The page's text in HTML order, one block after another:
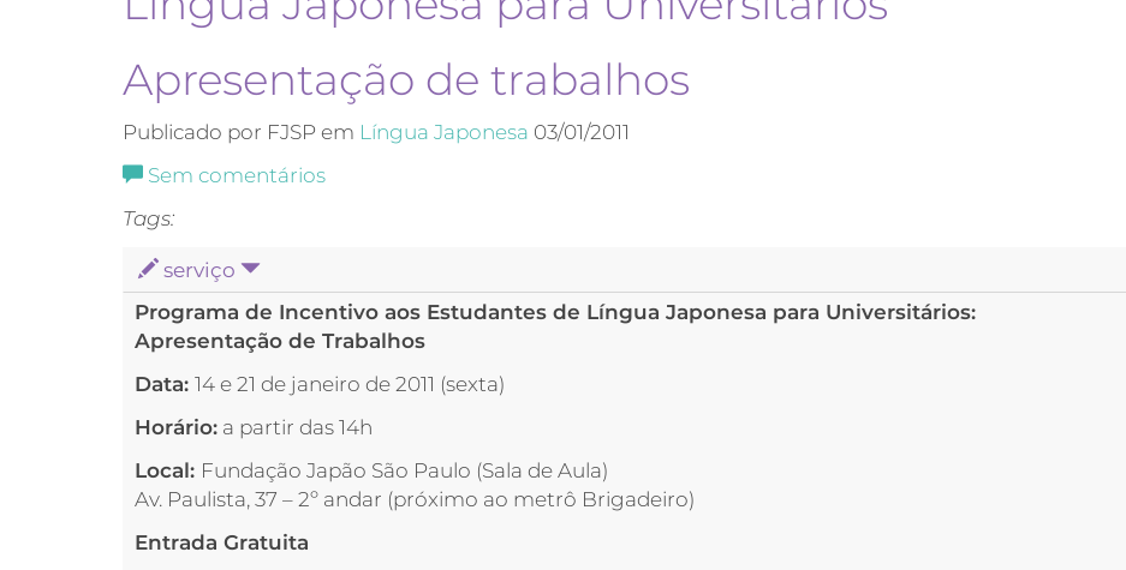
Apresentação de trabalhos
Publicado por FJSP em Língua Japonesa 03/01/2011
Sem comentários
Tags:
serviço
Programa de Incentivo aos Estudantes de Língua Japonesa para Universitários:
Apresentação de Trabalhos
Data: 14 e 21 de janeiro de 2011 (sexta)
Horário: a partir das 14h
Local: Fundação Japão São Paulo (Sala de Aula)
Av. Paulista, 37 – 2º andar (próximo ao metrô Brigadeiro)
Entrada Gratuita